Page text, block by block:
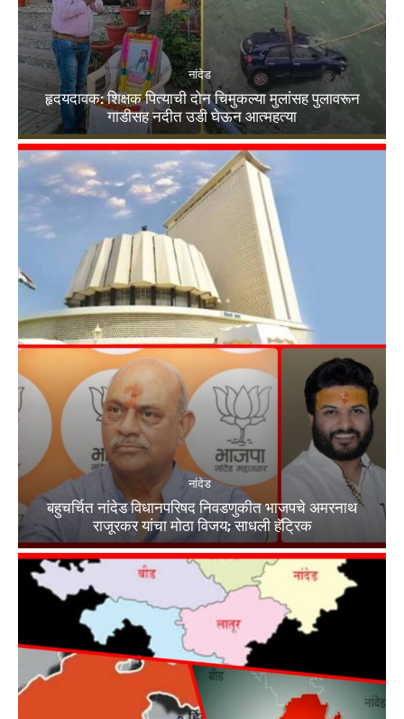
नांदेड
हृदयदावक: शिक्षक पित्याची दोन चिमुकल्या मुलांसह पुलावरून
गाडीसह नदीत उडी घेऊन आत्महत्या
नांदेड
बहुचर्चित नांदेड विधानपरिषद निवडणुकीत भाजपचे अमरनाथ
राजूरकर यांचा मोठा विजय; साधली हॅट्रिक